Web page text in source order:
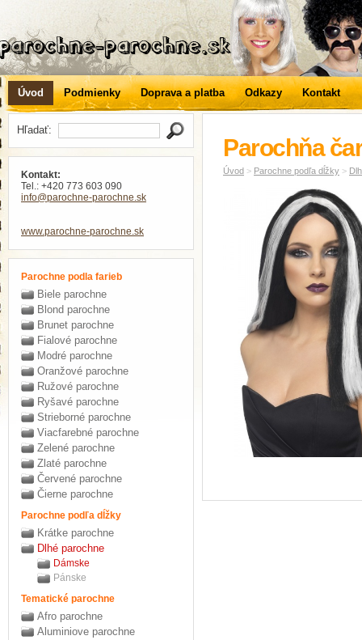
Úvod Podmienky Doprava a platba Odkazy Kontakt
Hľadať:
Kontakt:
Tel.: +420 773 603 090
info@parochne-parochne.sk
www.parochne-parochne.sk
Parochne podla farieb
Biele parochne
Blond parochne
Brunet parochne
Fialové parochne
Modré parochne
Oranžové parochne
Ružové parochne
Ryšavé parochne
Strieborné parochne
Viacfarebné parochne
Zelené parochne
Zlaté parochne
Červené parochne
Čierne parochne
Parochne podľa dĺžky
Krátke parochne
Dlhé parochne
Dámske
Pánske
Tematické parochne
Afro parochne
Aluminiove parochne
Parochňa
Úvod > Parochne podľa dĺžky >